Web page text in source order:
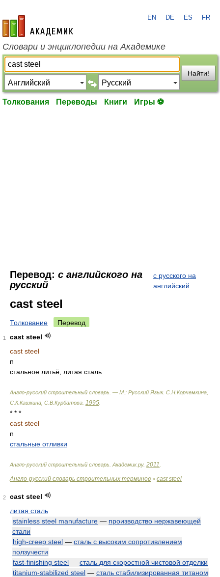
academic.ru
EN DE ES FR
Словари и энциклопедии на Академике
Найти!
Толкования Переводы Книги Игры ⚽
Перевод: с английского на
русский
с русского на
английский
cast steel
Толкование Перевод
1
cast steel
cast steel
n
стальное литьё, литая сталь
Англо-русский строительный словарь. — М.: Русский Язык. С.Н.Корчемкина,
С.К.Кашкина, С.В.Курбатова 1995
* * *
cast steel
n
стальные отливки
Англо-русский строительный словарь Академик.ру. 2011
Англо-русский словарь строительных терминов > cast steel
2
cast steel
литая сталь
stainless steel manufacture — производство нержавеющей
стали
high-creep steel — сталь с высоким сопротивлением
ползучести
fast-finishing steel — сталь для скоростной чистовой отделки
titanium-stabilized steel — сталь стабилизированная титаном